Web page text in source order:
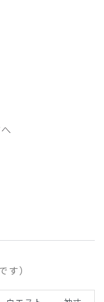
す）